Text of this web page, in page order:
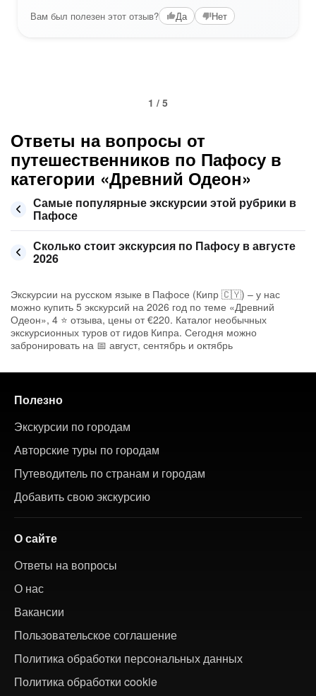
Вам был полезен этот отзыв? Да Нет
1 / 5
Ответы на вопросы от
путешественников по Пафосу в
категории «Древний Одеон»
Самые популярные экскурсии этой рубрики в
Пафосе
Сколько стоит экскурсия по Пафосу в августе
2026
Экскурсии на русском языке в Пафосе (Кипр 🇨🇾) – у нас
можно купить 5 экскурсий на 2026 год по теме «Древний
Одеон», 4 ⭐ отзыва, цены от €220. Каталог необычных
экскурсионных туров от гидов Кипра. Сегодня можно
забронировать на 📅 август, сентябрь и октябрь
Полезно
Экскурсии по городам
Авторские туры по городам
Путеводитель по странам и городам
Добавить свою экскурсию
О сайте
Ответы на вопросы
О нас
Вакансии
Пользовательское соглашение
Политика обработки персональных данных
Политика обработки cookie